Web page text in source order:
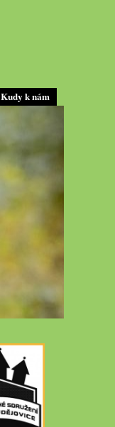
Kudy k nám